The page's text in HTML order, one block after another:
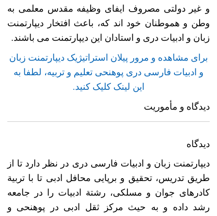
و غیر دولتی مصروف ایفای وظیفه مقدس معلمی به
وطن و هموطنان خود اند که، باعث افتخار دیپارتمنت
زبان و ادبیات دری و استادان این دیپارتمنت می باشند.
برای مشاهده و مرور پیلان استراتیژیک دیپارتمنت زبان
و ادبیات فارسی دری پوهنحی تعلیم و تربیه، لطفا به
این لینک کلیک کنید.
دیدگاه و مأموریت
دیدگاه
دیپارتمنت زبان و ادبیات فارسی دری در نظر دارد تا از
طریق تدریس، تحقیق و برپایی محافل ادبی تا با تربیة
کادرهای جوان و مسلکی، رشتة ادبیات را در جامعه
رشد داده و به حیث مرکز ثقل ادبی در پوهنحی و